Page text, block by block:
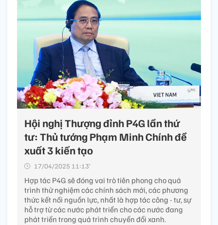
Hội nghị Thượng đỉnh P4G lần thứ
tư: Thủ tướng Phạm Minh Chính đề
xuất 3 kiến tạo
17/04/2025 11:13’
Hợp tác P4G sẽ đóng vai trò tiên phong cho quá
trình thử nghiệm các chính sách mới, các phương
thức kết nối nguồn lực, nhất là hợp tác công - tư, sự
hỗ trợ từ các nước phát triển cho các nước đang
phát triển trong quá trình chuyển đổi xanh.